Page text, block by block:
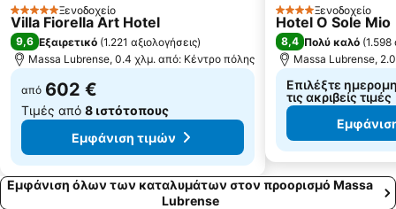
5 ΑστέριαΞενοδοχείο
Villa Fiorella Art Hotel
9,6 Εξαιρετικό (1.221 αξιολογήσεις)
Massa Lubrense, 0.4 χλμ. από: Κέντρο πόλης
από 602 €
Τιμές από 8 ιστότοπους
Εμφάνιση τιμών
4 ΑστέριαΞενοδοχείο
Hotel O Sole Mio
8,4 Πολύ καλό (1.598
Massa Lubrense,
Επιλέξτε
τις ακριβείς τιμές
Εμφάνιση όλων των καταλυμάτων στον προορισμό Massa
Lubrense